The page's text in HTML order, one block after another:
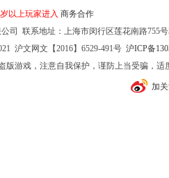
以上玩家进入 商务合作
司 联系地址：上海市闵行区莲花南路755
沪文网文【2016】6529-491号 沪ICP备
版游戏，注意自我保护，谨防上当受骗，
加